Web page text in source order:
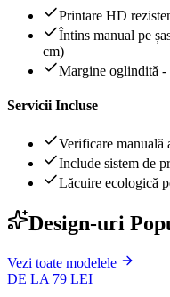
Printare HD
Întins manual pe
cm)
Margine oglindită -
Servicii Incluse
Verificare manuală
Include sistem de
Lăcuire ecologică
Design-uri
Vezi toate modelele
DE LA 79 LEI